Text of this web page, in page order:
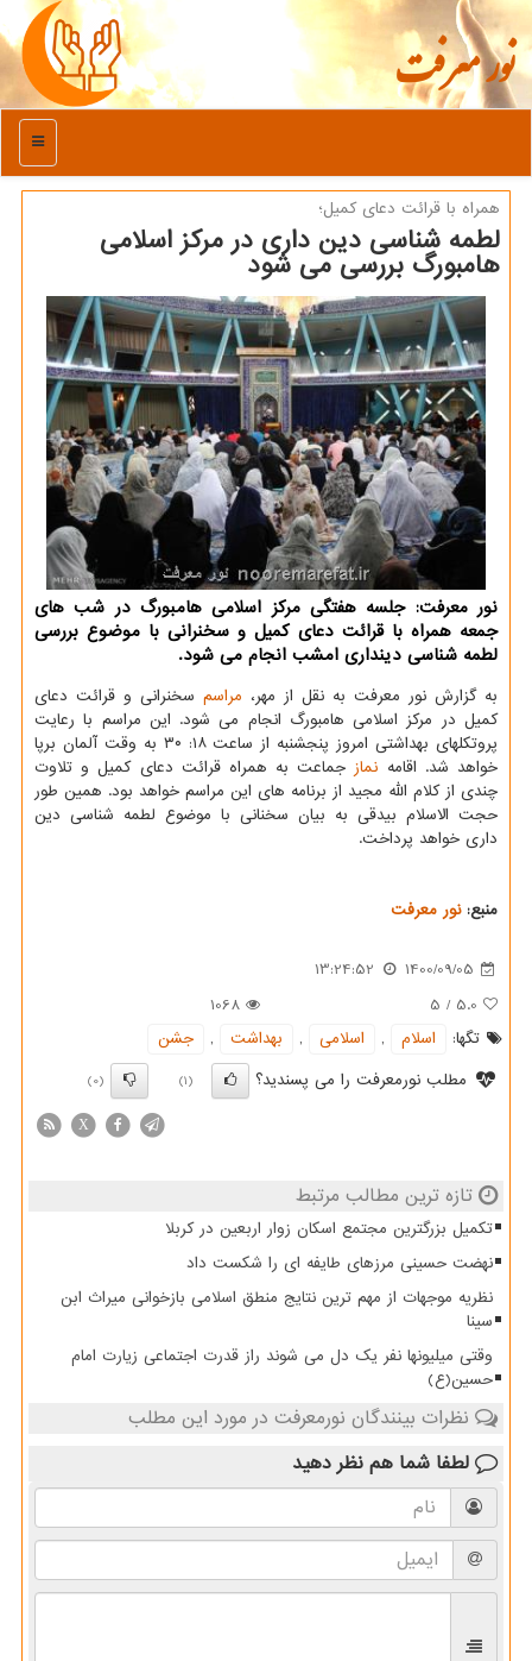
نور معرفت
منو
همراه با قرائت دعای كمیل؛
لطمه شناسی دین داری در مرکز اسلامی
هامبورگ بررسی می شود
نور معرفت: جلسه هفتگی مرکز اسلامی هامبورگ در شب های
جمعه همراه با قرائت دعای کمیل و سخنرانی با موضوع بررسی
لطمه شناسی دینداری امشب انجام می شود.
به گزارش نور معرفت به نقل از مهر، مراسم سخنرانی و قرائت دعای
کمیل در مرکز اسلامی هامبورگ انجام می شود. این مراسم با رعایت
پروتکلهای بهداشتی امروز پنجشنبه از ساعت ۱۸: ۳۰ به وقت آلمان برپا
خواهد شد. اقامه نماز جماعت به همراه قرائت دعای کمیل و تلاوت
چندی از کلام الله مجید از برنامه های این مراسم خواهد بود. همین طور
حجت الاسلام بیدقی به بیان سخنانی با موضوع لطمه شناسی دین
داری خواهد پرداخت.
منبع:نور معرفت
1400/09/05
13:24:52
5.0
/
5
1068
تگها:
اسلام , اسلامی , بهداشت ,
جشن
مطلب نورمعرفت را می پسندید؟
(1)
(0)
X
تازه ترین مطالب مرتبط
تکمیل بزرگترین مجتمع اسکان زوار اربعین در کربلا
نهضت حسینی مرزهای طایفه ای را شکست داد
نظریه موجهات از مهم ترین نتایج منطق اسلامی بازخوانی میراث ابن
سینا
وقتی میلیونها نفر یک دل می شوند راز قدرت اجتماعی زیارت امام
حسین(ع)
نظرات بینندگان نورمعرفت در مورد این مطلب
لطفا شما هم نظر دهید